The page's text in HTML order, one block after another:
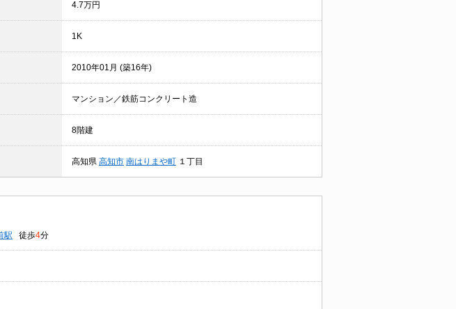
4.7万円
1K
2010年01月 (築16年)
マンション／鉄筋コンクリート造
8階建
高知県 高知市 南はりまや町 １丁目
駅 徒歩4分